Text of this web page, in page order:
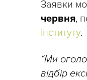
Заявки
червня,
інституту.
“Ми
відбір